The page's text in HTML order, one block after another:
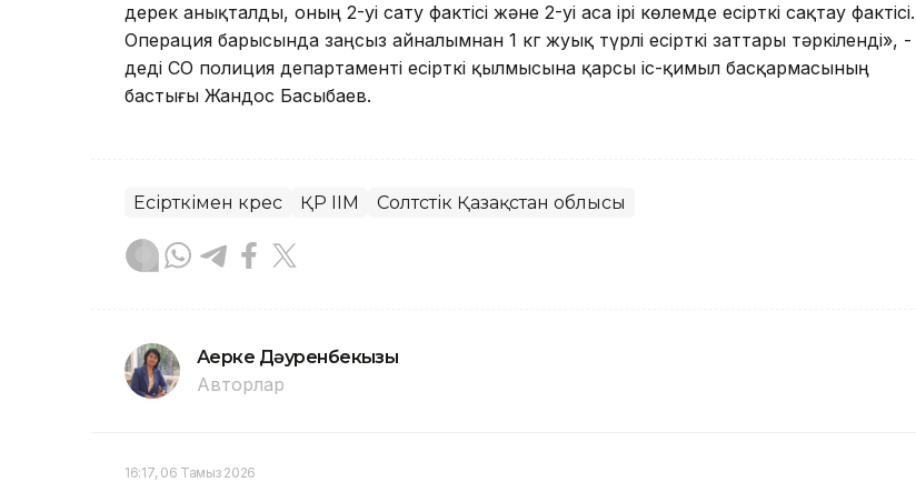
дерек анықталды, оның 2-уі сату фактісі және 2-уі аса ірі көлемде есірткі сақтау фактісі.
Операция барысында заңсыз айналымнан 1 кг жуық түрлі есірткі заттары тәркіленді», -
деді СҚО полиция департаменті есірткі қылмысына қарсы іс-қимыл басқармасының
бастығы Жандос Басыбаев.
Есірткімен күрес ҚР ІІМ Солтүстік Қазақстан облысы
Ақерке Дәуренбекқызы
Авторлар
16:17, 06 Тамыз 2026